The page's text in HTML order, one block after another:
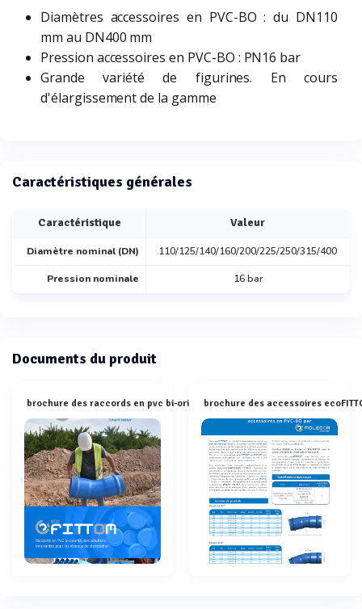
Diamètres accessoires en PVC-BO : du DN110
mm au DN400 mm
Pression accessoires en PVC-BO : PN16 bar
Grande variété de figurines. En cours
d'élargissement de la gamme
Caractéristiques générales
Caractéristique Valeur
Diamètre nominal (DN) 110/125/140/160/200/225/250/315/400
Pression nominale 16 bar
Documents du produit
brochure des raccords en pvc bi-orienté ecofittom